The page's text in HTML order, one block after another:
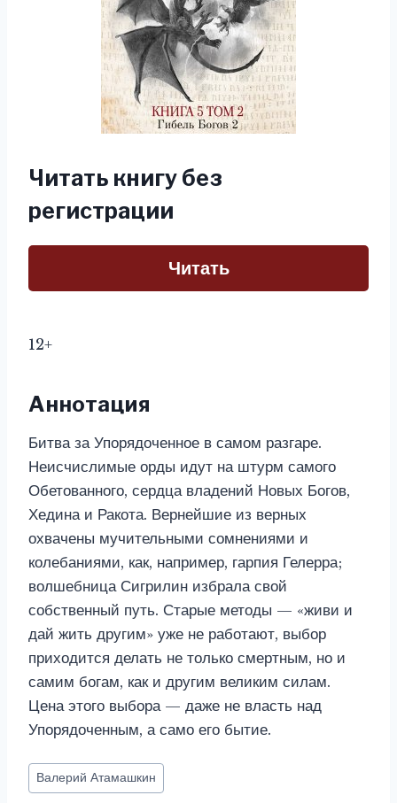
Читать книгу без
регистрации
Читать
12+
Аннотация
Битва за Упорядоченное в самом разгаре.
Неисчислимые орды идут на штурм самого
Обетованного, сердца владений Новых Богов,
Хедина и Ракота. Вернейшие из верных
охвачены мучительными сомнениями и
колебаниями, как, например, гарпия Гелерра;
волшебница Сигрилин избрала свой
собственный путь. Старые методы — «живи и
дай жить другим» уже не работают, выбор
приходится делать не только смертным, но и
самим богам, как и другим великим силам.
Цена этого выбора — даже не власть над
Упорядоченным, а само его бытие.
Метки
записи:
Валерий Атамашкин